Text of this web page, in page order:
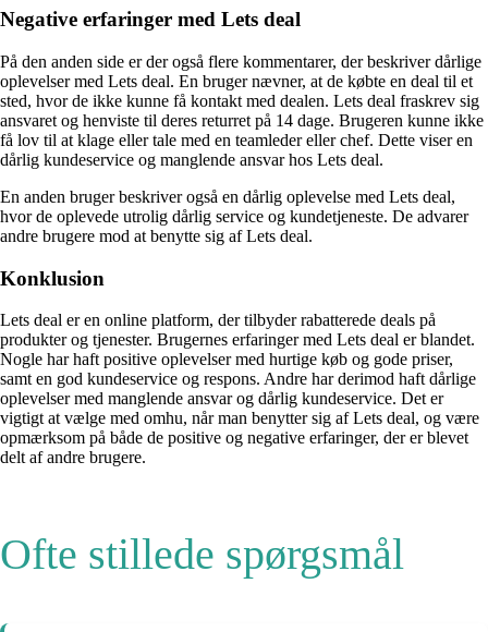
Negative erfaringer med Lets deal
På den anden side er der også flere kommentarer, der beskriver dårlige
oplevelser med Lets deal. En bruger nævner, at de købte en deal til et
sted, hvor de ikke kunne få kontakt med dealen. Lets deal fraskrev sig
ansvaret og henviste til deres returret på 14 dage. Brugeren kunne ikke
få lov til at klage eller tale med en teamleder eller chef. Dette viser en
dårlig kundeservice og manglende ansvar hos Lets deal.
En anden bruger beskriver også en dårlig oplevelse med Lets deal,
hvor de oplevede utrolig dårlig service og kundetjeneste. De advarer
andre brugere mod at benytte sig af Lets deal.
Konklusion
Lets deal er en online platform, der tilbyder rabatterede deals på
produkter og tjenester. Brugernes erfaringer med Lets deal er blandet.
Nogle har haft positive oplevelser med hurtige køb og gode priser,
samt en god kundeservice og respons. Andre har derimod haft dårlige
oplevelser med manglende ansvar og dårlig kundeservice. Det er
vigtigt at vælge med omhu, når man benytter sig af Lets deal, og være
opmærksom på både de positive og negative erfaringer, der er blevet
delt af andre brugere.
Ofte stillede spørgsmål